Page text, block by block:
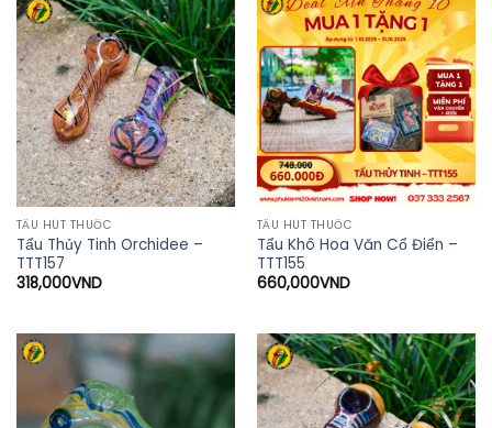
TẨU HÚT THUỐC
Tẩu Thủy Tinh Orchidee –
TTT157
318,000VND
TẨU HÚT THUỐC
Tẩu Khô Hoa Văn Cổ Điển –
TTT155
660,000VND